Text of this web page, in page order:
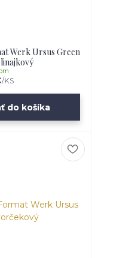
Werk Ursus Green
/KS
do košíka